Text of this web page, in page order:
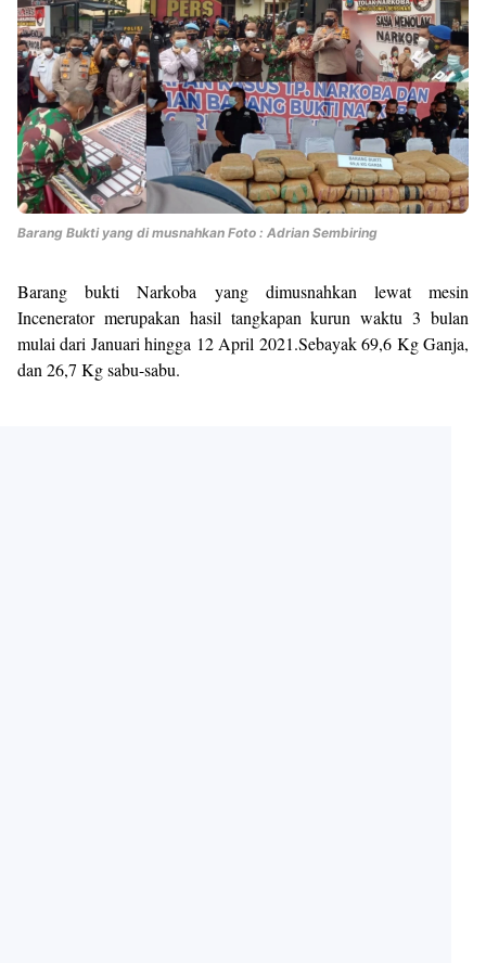
Barang Bukti yang di musnahkan Foto : Adrian Sembiring
Barang bukti Narkoba yang dimusnahkan lewat mesin
Incenerator merupakan hasil tangkapan kurun waktu 3 bulan
mulai dari Januari hingga 12 April 2021.Sebayak 69,6 Kg Ganja,
dan 26,7 Kg sabu-sabu.